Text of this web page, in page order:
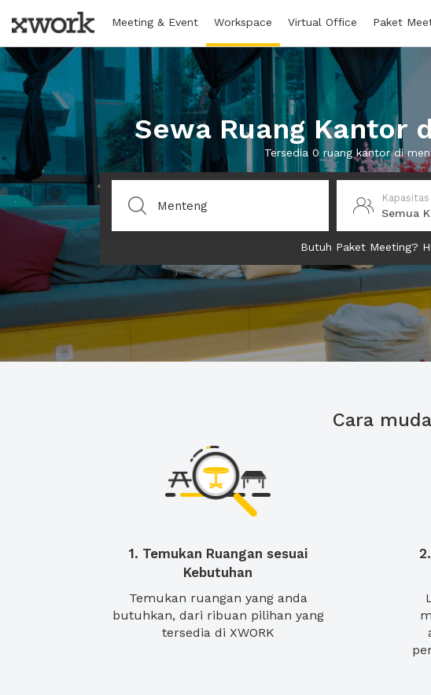
Meeting & Event Workspace Virtual Office Paket
Sewa Ruang Kantor
Tersedia 0 ruang kantor di
Kapasitas
Semua
Butuh Paket Meeting?
Cara
1. Temukan Ruangan sesuai
Kebutuhan
Temukan ruangan yang anda
butuhkan, dari ribuan pilihan yang
tersedia di XWORK